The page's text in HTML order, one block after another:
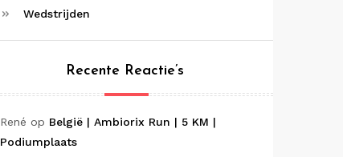
Wedstrijden
Recente Reactie’s
René op België | Ambiorix Run | 5 KM |
Podiumplaats